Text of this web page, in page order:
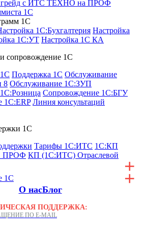
с ИТС ТЕХНО на ПРОФ
1С
1С
1С:Бухгалтерия Настройка
1С:УТ Настройка 1С КА
сопровождение 1С
Поддержка 1С Обслуживание
8 Обслуживание 1С:ЗУП
Сопровождение 1С:БГУ
1C:ERP Линия консультаций
1С
Тарифы 1С:ИТС 1С:КП
ПРОФ КП (1С:ИТС) Отраслевой
1С
О насБлог
ПОДДЕРЖКА:
ПО E-MAIL